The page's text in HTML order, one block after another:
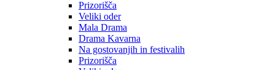
Prizorišča
Veliki oder
Mala Drama
Drama Kavarna
Na gostovanjih in festivalih
Prizorišča